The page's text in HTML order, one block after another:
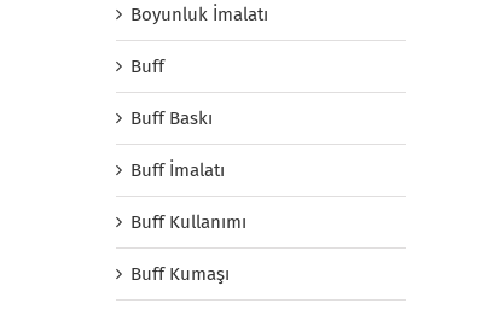
Boyunluk İmalatı
Buff
Buff Baskı
Buff İmalatı
Buff Kullanımı
Buff Kumaşı